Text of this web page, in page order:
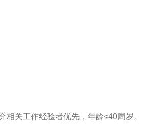
关工作经验者优先，年龄≤40周岁。